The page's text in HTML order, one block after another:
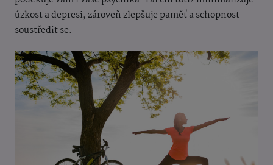
úzkost a depresi, zároveň zlepšuje paměť a schopnost
soustředit se.